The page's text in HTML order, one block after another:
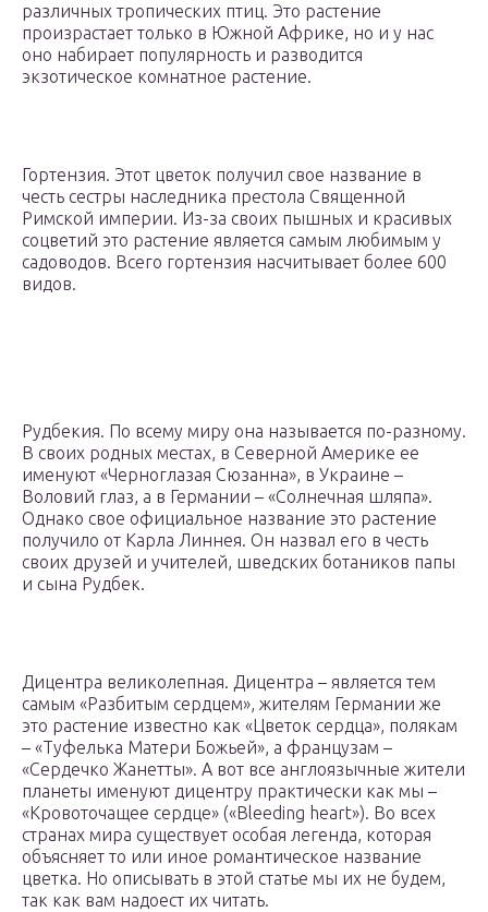
различных тропических птиц. Это растение
произрастает только в Южной Африке, но и у нас
оно набирает популярность и разводится
экзотическое комнатное растение.
Гортензия. Этот цветок получил свое название в
честь сестры наследника престола Священной
Римской империи. Из-за своих пышных и красивых
соцветий это растение является самым любимым у
садоводов. Всего гортензия насчитывает более 600
видов.
Рудбекия. По всему миру она называется по-разному.
В своих родных местах, в Северной Америке ее
именуют «Черноглазая Сюзанна», в Украине –
Воловий глаз, а в Германии – «Солнечная шляпа».
Однако свое официальное название это растение
получило от Карла Линнея. Он назвал его в честь
своих друзей и учителей, шведских ботаников папы
и сына Рудбек.
Дицентра великолепная. Дицентра – является тем
самым «Разбитым сердцем», жителям Германии же
это растение известно как «Цветок сердца», полякам
– «Туфелька Матери Божьей», а французам –
«Сердечко Жанетты». А вот все англоязычные жители
планеты именуют дицентру практически как мы –
«Кровоточащее сердце» («Bleeding heart»). Во всех
странах мира существует особая легенда, которая
объясняет то или иное романтическое название
цветка. Но описывать в этой статье мы их не будем,
так как вам надоест их читать.